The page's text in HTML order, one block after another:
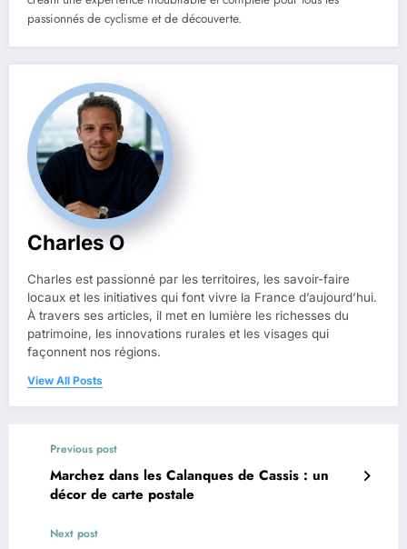
passionnés de cyclisme et de découverte.
Charles O
Charles est passionné par les territoires, les savoir-faire
locaux et les initiatives qui font vivre la France d’aujourd’hui.
À travers ses articles, il met en lumière les richesses du
patrimoine, les innovations rurales et les visages qui
façonnent nos régions.
View All Posts
Previous post
Marchez dans les Calanques de Cassis : un
décor de carte postale
Next post